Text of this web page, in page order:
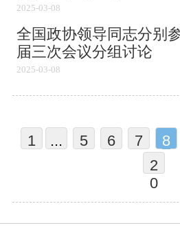
2025-03-08
全国政协领导同志分别
届三次会议分组讨论
2025-03-08
1 ... 5 6 7 8
2
0